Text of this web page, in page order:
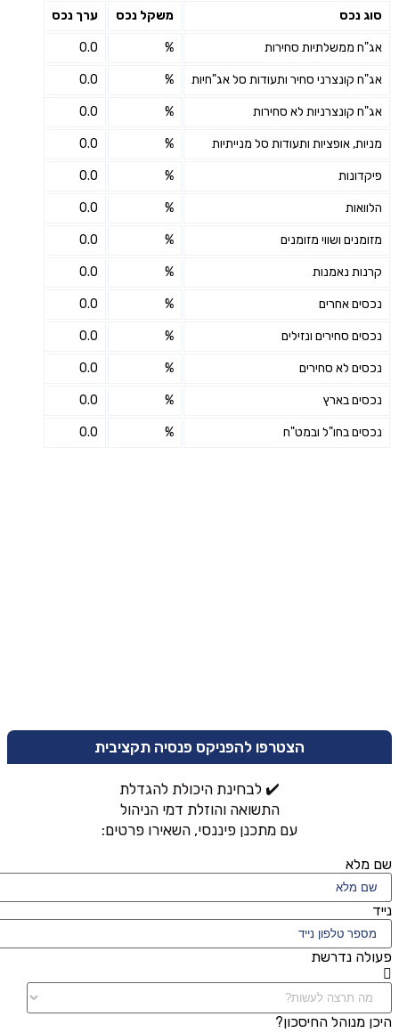
סוג נכס משקל נכס ערך נכס
אג"ח ממשלתיות סחירות %
0.0
אג"ח קונצרני סחיר ותעודות סל אג"חיות %
0.0
אג"ח קונצרניות לא סחירות %
0.0
מניות, אופציות ותעודות סל מנייתיות %
0.0
פיקדונות %
0.0
הלוואות %
0.0
מזומנים ושווי מזומנים %
0.0
קרנות נאמנות %
0.0
נכסים אחרים %
0.0
נכסים סחירים ונזילים %
0.0
נכסים לא סחירים %
0.0
נכסים בארץ %
0.0
נכסים בחו"ל ובמט"ח %
0.0
הצטרפו להפניקס פנסיה תקציבית
✔️ לבחינת היכולת להגדלת
התשואה והוזלת דמי הניהול
עם מתכנן פיננסי, השאירו פרטים:
שם מלא
נייד
פעולה נדרשת
היכן מנוהל החיסכון?